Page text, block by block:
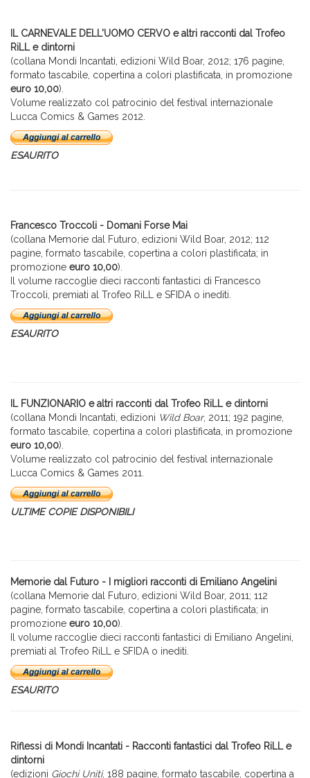
IL CARNEVALE DELL'UOMO CERVO e altri racconti dal Trofeo
RiLL e dintorni
(collana Mondi Incantati, edizioni Wild Boar, 2012; 176 pagine,
formato tascabile, copertina a colori plastificata, in promozione
euro 10,00).
Volume realizzato col patrocinio del festival internazionale
Lucca Comics & Games 2012.
ESAURITO
Francesco Troccoli - Domani Forse Mai
(collana Memorie dal Futuro, edizioni Wild Boar, 2012; 112
pagine, formato tascabile, copertina a colori plastificata; in
promozione euro 10,00).
Il volume raccoglie dieci racconti fantastici di Francesco
Troccoli, premiati al Trofeo RiLL e SFIDA o inediti.
ESAURITO
IL FUNZIONARIO e altri racconti dal Trofeo RiLL e dintorni
(collana Mondi Incantati, edizioni Wild Boar, 2011; 192 pagine,
formato tascabile, copertina a colori plastificata, in promozione
euro 10,00).
Volume realizzato col patrocinio del festival internazionale
Lucca Comics & Games 2011.
ULTIME COPIE DISPONIBILI
Memorie dal Futuro - I migliori racconti di Emiliano Angelini
(collana Memorie dal Futuro, edizioni Wild Boar, 2011; 112
pagine, formato tascabile, copertina a colori plastificata; in
promozione euro 10,00).
Il volume raccoglie dieci racconti fantastici di Emiliano Angelini,
premiati al Trofeo RiLL e SFIDA o inediti.
ESAURITO
Riflessi di Mondi Incantati - Racconti fantastici dal Trofeo RiLL e
dintorni
(edizioni Giochi Uniti, 188 pagine, formato tascabile, copertina a